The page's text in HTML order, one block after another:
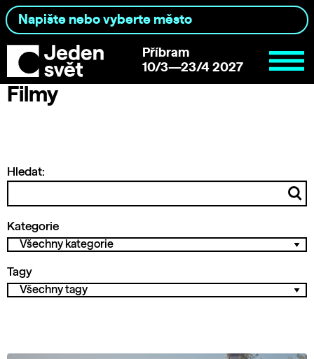
Příbram
10/3—23/4 2027
Filmy
Hledat:
Kategorie
Tagy